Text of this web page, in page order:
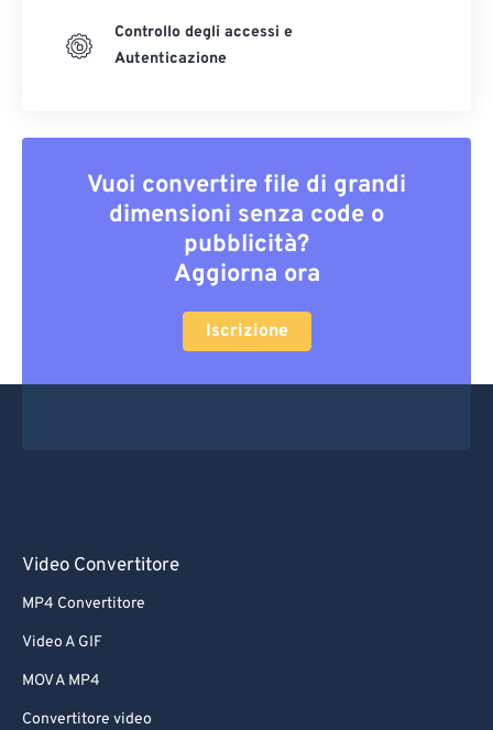
Controllo degli accessi e
Autenticazione
Vuoi convertire file di grandi
dimensioni senza code o
pubblicità?
Aggiorna ora
Iscrizione
Video Convertitore
MP4 Convertitore
Video A GIF
MOV A MP4
Convertitore video